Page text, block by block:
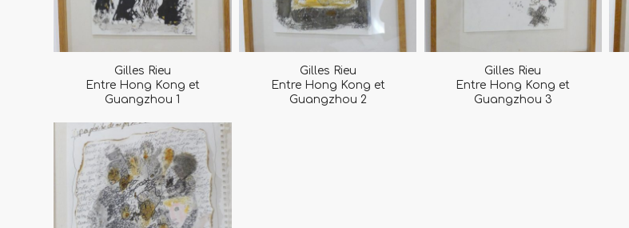
ascendant
Gilles Rieu
Entre Hong Kong et
Guangzhou 1
Gilles Rieu
Entre Hong Kong et
Guangzhou 2
Gilles Rieu
Entre Hong Kong et
Guangzhou 3